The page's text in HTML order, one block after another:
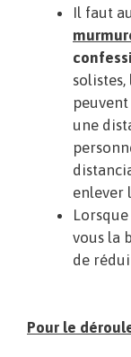
Il faut
une
enlever
vous la
de
Pour le